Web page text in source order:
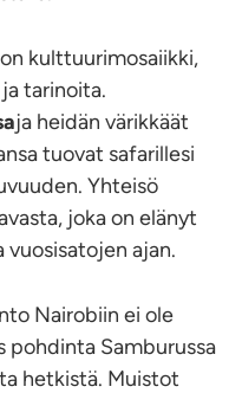
kulttuurimosaiikki,
tarinoita.
ja heidän värikkäät
tuovat safarillesi
Yhteisö
joka on elänyt
vuosisatojen ajan.
Nairobiin ei ole
pohdinta Samburussa
hetkistä. Muistot